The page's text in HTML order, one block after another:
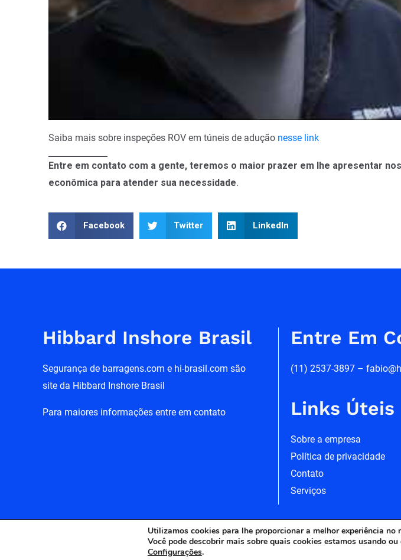
Saiba mais sobre inspeções ROV em túneis de adução nesse link
Entre em contato com a gente, teremos o maior prazer em lhe apresentar
econômica para atender sua necessidade.
Facebook Twitter LinkedIn
Hibbard Inshore Brasil
Segurança de barragens.com e hi-brasil.com são
site da Hibbard Inshore Brasil
Para maiores informações entre em contato
Entre Em
(11) 2537-3897 –
Links Úteis
Sobre a empresa
Política de privacidade
Contato
Serviços
Utilizamos cookies para lhe proporcionar a melhor experiência no
Você pode descobrir mais sobre quais cookies estamos usando
Configurações.